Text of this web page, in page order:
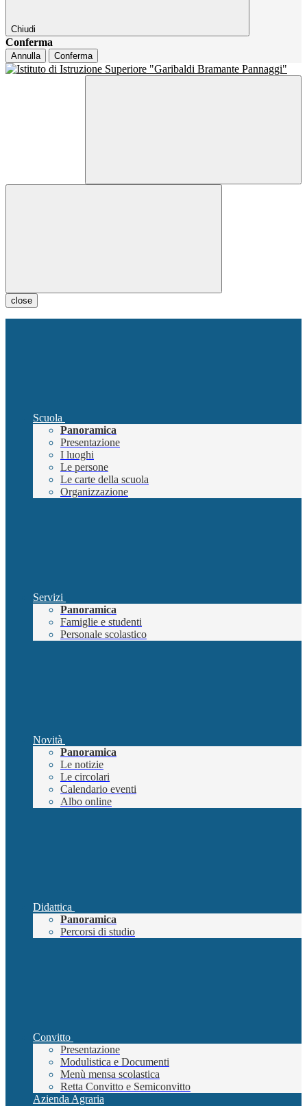
Chiudi
Conferma
Annulla Conferma
close
Scuola
Panoramica
Presentazione
I luoghi
Le persone
Le carte della scuola
Organizzazione
Servizi
Panoramica
Famiglie e studenti
Personale scolastico
Novità
Panoramica
Le notizie
Le circolari
Calendario eventi
Albo online
Didattica
Panoramica
Percorsi di studio
Convitto
Presentazione
Modulistica e Documenti
Menù mensa scolastica
Retta Convitto e Semiconvitto
Azienda Agraria